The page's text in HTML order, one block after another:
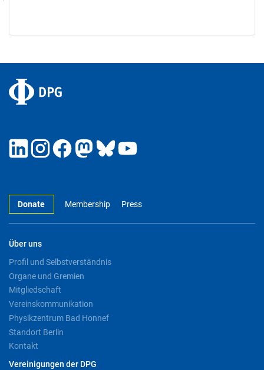
Donate Membership Press
Über uns
Profil und Selbstverständnis
Organe und Gremien
Mitgliedschaft
Vereinskommunikation
Physikzentrum Bad Honnef
Standort Berlin
Kontakt
Vereinigungen der DPG